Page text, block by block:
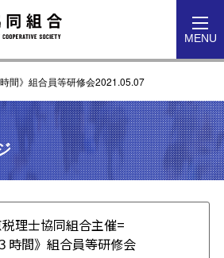
MENU
時間》組合員等研修会2021.05.07
理士協同組合主催=
時間》組合員等研修会